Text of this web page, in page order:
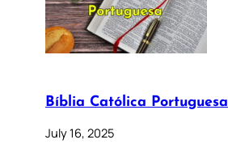
Bíblia Católica Portuguesa
July 16, 2025